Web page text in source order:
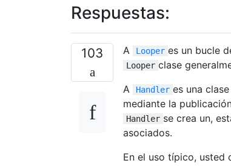
Respuestas:
103 A Looper es un bucle
Looper clase
A
Handler es una
mediante la
Handler se crea un,
asociados.
En el uso típico, usted